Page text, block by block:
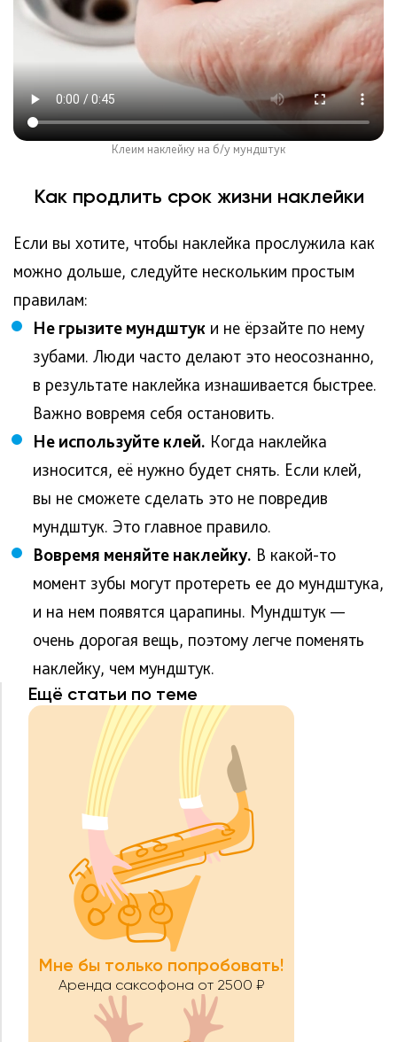
Клеим наклейку на б/у мундштук
Как продлить срок жизни наклейки
Если вы хотите, чтобы наклейка прослужила как
можно дольше, следуйте нескольким простым
правилам:
Не грызите мундштук и не ёрзайте по нему
зубами. Люди часто делают это неосознанно,
в результате наклейка изнашивается быстрее.
Важно вовремя себя остановить.
Не используйте клей. Когда наклейка
износится, её нужно будет снять. Если клей,
вы не сможете сделать это не повредив
мундштук. Это главное правило.
Вовремя меняйте наклейку. В какой-то
момент зубы могут протереть ее до мундштука,
и на нем появятся царапины. Мундштук —
очень дорогая вещь, поэтому легче поменять
наклейку, чем мундштук.
Ещё статьи по теме
Мне бы только попробовать!
Аренда саксофона от 2500 ₽